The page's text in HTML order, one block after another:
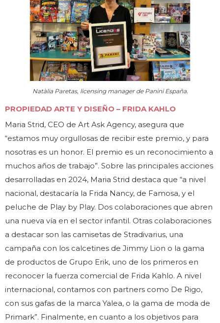
Natàlia Paretas, licensing manager de Panini España.
PROPIEDAD ARTE Y DISEÑO – FRIDA KAHLO
Maria Strid, CEO de Art Ask Agency, asegura que
“estamos muy orgullosas de recibir este premio, y para
nosotras es un honor. El premio es un reconocimiento a
muchos años de trabajo”. Sobre las principales acciones
desarrolladas en 2024, Maria Strid destaca que “a nivel
nacional, destacaría la Frida Nancy, de Famosa, y el
peluche de Play by Play. Dos colaboraciones que abren
una nueva vía en el sector infantil. Otras colaboraciones
a destacar son las camisetas de Stradivarius, una
campaña con los calcetines de Jimmy Lion o la gama
de productos de Grupo Erik, uno de los primeros en
reconocer la fuerza comercial de Frida Kahlo. A nivel
internacional, contamos con partners como De Rigo,
con sus gafas de la marca Yalea, o la gama de moda de
Primark”. Finalmente, en cuanto a los objetivos para